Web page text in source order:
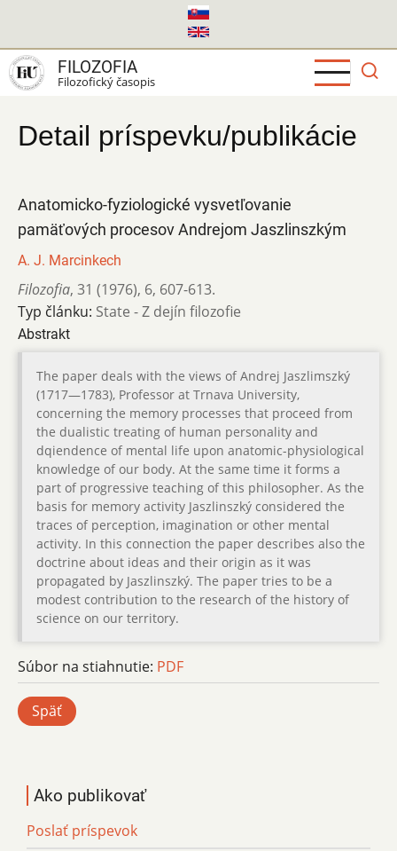
hlavný
obsah
FILOZOFIA
Filozofický časopis
Detail príspevku/publikácie
Anatomicko-fyziologické vysvetľovanie
pamäťových procesov Andrejom Jaszlinszkým
A. J. Marcinkech
Filozofia, 31 (1976), 6, 607-613.
Typ článku: State - Z dejín filozofie
Abstrakt
The paper deals with the views of Andrej Jaszlimszký
(1717—1783), Professor at Trnava University,
concerning the memory processes that proceed from
the dualistic treating of human personality and
dqiendence of mental life upon anatomic-physiological
knowledge of our body. At the same time it forms a
part of progressive teaching of this philosopher. As the
basis for memory activity Jaszlinszký considered the
traces of perception, imagination or other mental
activity. In this connection the paper describes also the
doctrine about ideas and their origin as it was
propagated by Jaszlinszký. The paper tries to be a
modest contribution to the research of the history of
science on our territory.
Súbor na stiahnutie: PDF
Späť
Ako publikovať
Poslať príspevok